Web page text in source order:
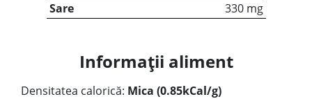
Sare
330 mg
Informații aliment
Densitatea calorică: Mica (0.85kCal/g)